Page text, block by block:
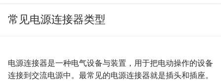
常见电源连接器类型
电源连接器是一种电气设备与装置，用于把电动操作的设备
连接到交流电源中。最常见的电源连接器就是插头和插座。